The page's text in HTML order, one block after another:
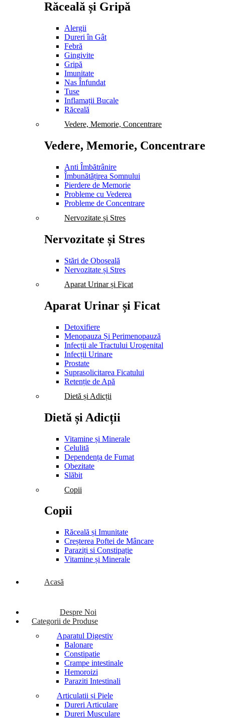
Răceală și Gripă
Alergii
Dureri în Gât
Febră
Gingivite
Gripă
Imunitate
Nas Înfundat
Tuse
Inflamații Bucale
Răceală
Vedere, Memorie, Concentrare
Vedere, Memorie, Concentrare
Anti Îmbătrânire
Îmbunătățirea Somnului
Pierdere de Memorie
Probleme cu Vederea
Probleme de Concentrare
Nervozitate și Stres
Nervozitate și Stres
Stări de Oboseală
Nervozitate și Stres
Aparat Urinar și Ficat
Aparat Urinar și Ficat
Detoxifiere
Menopauza Și Perimenopauză
Infecții ale Tractului Urogenital
Infecții Urinare
Prostate
Suprasolicitarea Ficatului
Retenție de Apă
Dietă și Adicții
Dietă și Adicții
Vitamine și Minerale
Celulită
Dependența de Fumat
Obezitate
Slăbit
Copii
Copii
Răceală și Imunitate
Creșterea Poftei de Mâncare
Paraziți si Constipație
Vitamine și Minerale
Acasă
Despre Noi
Categorii de Produse
Aparatul Digestiv
Balonare
Constipatie
Crampe intestinale
Hemoroizi
Paraziti Intestinali
Articulatii și Piele
Dureri Articulare
Dureri Musculare